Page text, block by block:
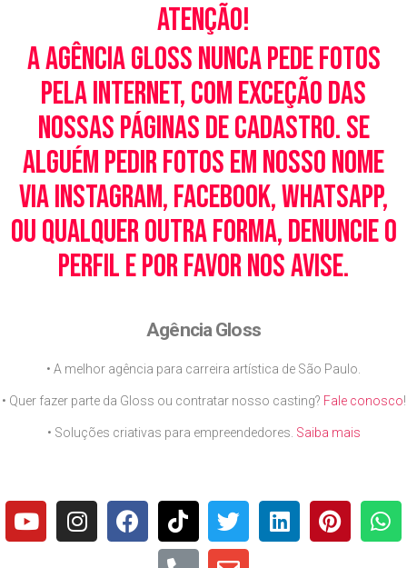
Atenção!
A Agência Gloss nunca pede fotos
pela Internet, com exceção das
nossas páginas de cadastro. Se
alguém pedir fotos em nosso nome
via Instagram, Facebook, WhatsApp,
ou qualquer outra forma, denuncie o
perfil e por favor nos avise.
Agência Gloss
• A melhor agência para carreira artística de São Paulo.
• Quer fazer parte da Gloss ou contratar nosso casting? Fale conosco!
• Soluções criativas para empreendedores. Saiba mais